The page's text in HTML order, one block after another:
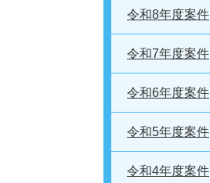
令和8年度案件
令和7年度案件
令和6年度案件
令和5年度案件
令和4年度案件